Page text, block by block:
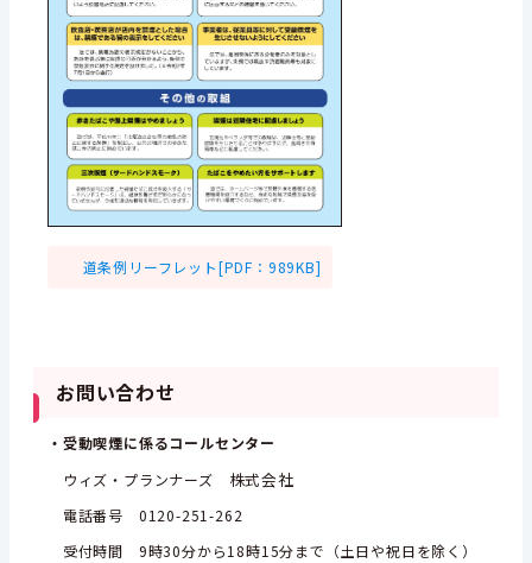
道条例リーフレット[PDF：989KB]
お問い合わせ
・受動喫煙に係るコールセンター
ウィズ・プランナーズ 株式会社
電話番号 0120-251-262
受付時間 9時30分から18時15分まで（土日や祝日を除く）